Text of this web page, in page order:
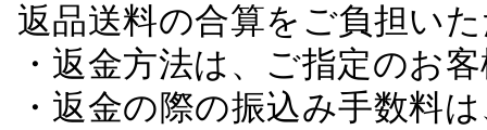
返品送料の合算をご負担い
・返金方法は、ご指定のお
・返金の際の振込み手数料